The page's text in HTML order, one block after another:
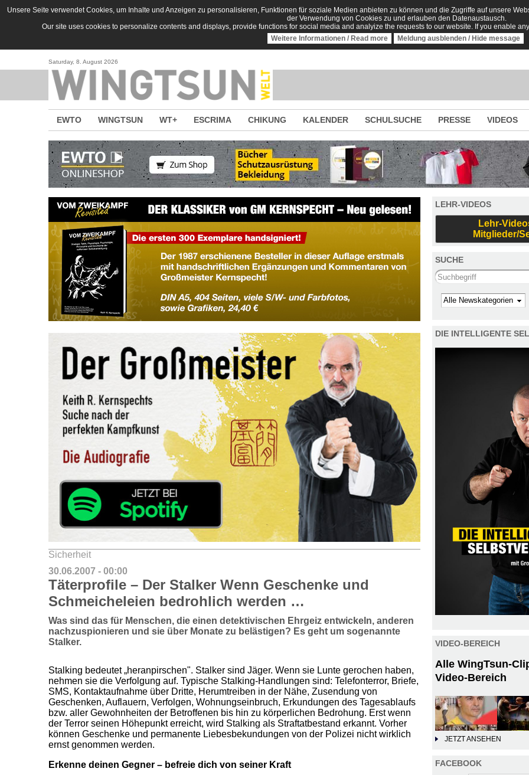
Direkt zum Inhalt
Unsere Seite verwendet Cookies, um Inhalte und Anzeigen zu personalisieren, Funktionen für soziale Medien anbieten zu können und die Zugriffe auf unsere
der Verwendung von Cookies zu und erlauben den Datenaustausch.
Our site uses cookies to personalize contents and displays, provide functions for social media and analyize the requests to our website. If you enable
Weitere Informationen / Read more
Meldung ausblenden / Hide message
Saturday, 8. August 2026
EWTO WINGTSUN WT+ ESCRIMA CHIKUNG KALENDER SCHULSUCHE PRESSE VIDEOS
Sicherheit
30.06.2007 - 00:00
Täterprofile – Der Stalker Wenn Geschenke und
Schmeicheleien bedrohlich werden …
Was sind das für Menschen, die einen detektivischen Ehrgeiz entwickeln, anderen
nachzuspionieren und sie über Monate zu belästigen? Es geht um sogenannte
Stalker.
Stalking bedeutet „heranpirschen". Stalker sind Jäger. Wenn sie Lunte gerochen haben,
nehmen sie die Verfolgung auf. Typische Stalking-Handlungen sind: Telefonterror, Briefe,
SMS, Kontaktaufnahme über Dritte, Herumtreiben in der Nähe, Zusendung von
Geschenken, Auflauern, Verfolgen, Wohnungseinbruch, Erkundungen des Tagesablaufs
bzw. aller Gewohnheiten der Betroffenen bis hin zu körperlichen Bedrohung. Erst wenn
der Terror seinen Höhepunkt erreicht, wird Stalking als Straftatbestand erkannt. Vorher
können Geschenke und permanente Liebesbekundungen von der Polizei nicht wirklich
ernst genommen werden.
Erkenne deinen Gegner – befreie dich von seiner Kraft
LEHR-VIDEOS
Lehr-
Mitglieder/
SUCHE
Search this site
Kategorie
DIE INTELLIGENTE
VIDEO-BEREICH
Alle WingTsun-
Video-Bereich
JETZT ANSEHEN
FACEBOOK